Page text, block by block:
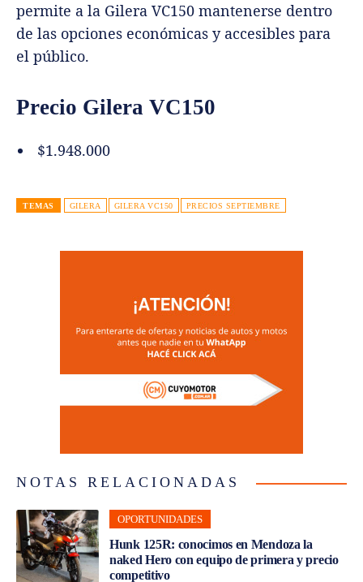
permite a la Gilera VC150 mantenerse dentro
de las opciones económicas y accesibles para
el público.
Precio Gilera VC150
$1.948.000
TEMAS GILERA GILERA VC150 PRECIOS SEPTIEMBRE
NOTAS RELACIONADAS
OPORTUNIDADES
Hunk 125R: conocimos en Mendoza la
naked Hero con equipo de primera y precio
competitivo